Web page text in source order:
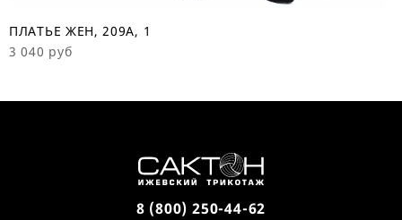
ПЛАТЬЕ ЖЕН, 209А, 1
3 040 руб
8 (800) 250-44-62